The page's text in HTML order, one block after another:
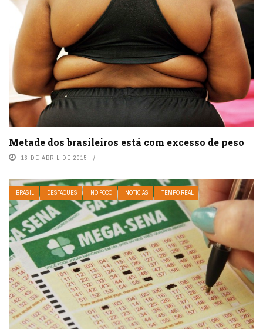
Metade dos brasileiros está com excesso de peso
16 DE ABRIL DE 2015
BRASIL DESTAQUES NO FOCO NOTÍCIAS TEMPO REAL